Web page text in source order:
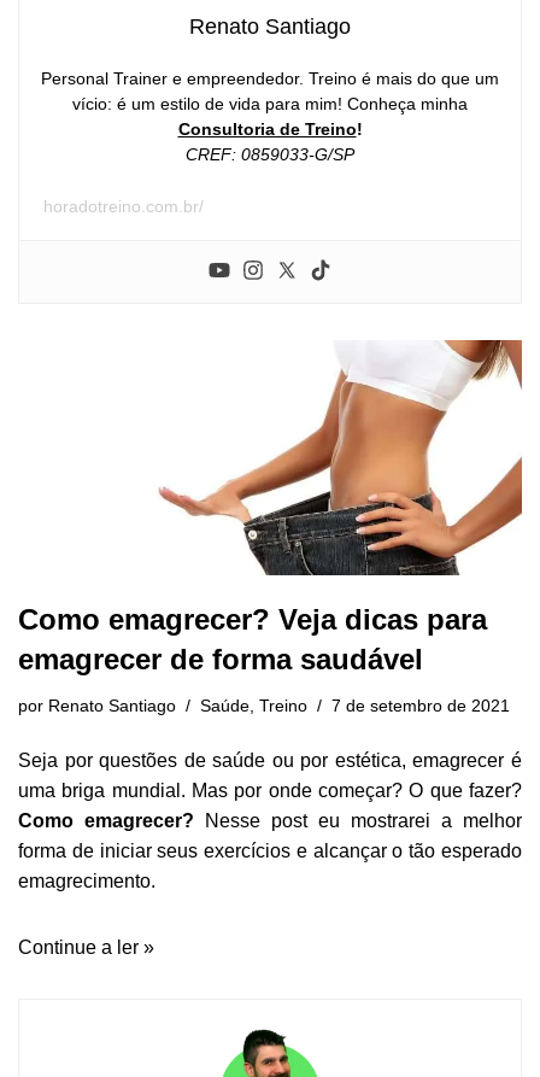
Renato Santiago
Personal Trainer e empreendedor. Treino é mais do que um
vício: é um estilo de vida para mim! Conheça minha
Consultoria de Treino!
CREF: 0859033-G/SP
horadotreino.com.br/
Como emagrecer? Veja dicas para
emagrecer de forma saudável
por Renato Santiago Saúde, Treino 7 de setembro de 2021
Seja por questões de saúde ou por estética, emagrecer é
uma briga mundial. Mas por onde começar? O que fazer?
Como emagrecer? Nesse post eu mostrarei a melhor
forma de iniciar seus exercícios e alcançar o tão esperado
emagrecimento.
Continue a ler »